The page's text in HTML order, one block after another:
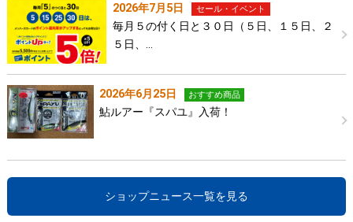
2026年7月5日 セール・イベント
毎月５の付く日と３０日（５日、１５日、２
５日、…
2026年6月25日 おすすめ商品
鮎ルアー『スパユ』入荷！
ショップニュース一覧を見る